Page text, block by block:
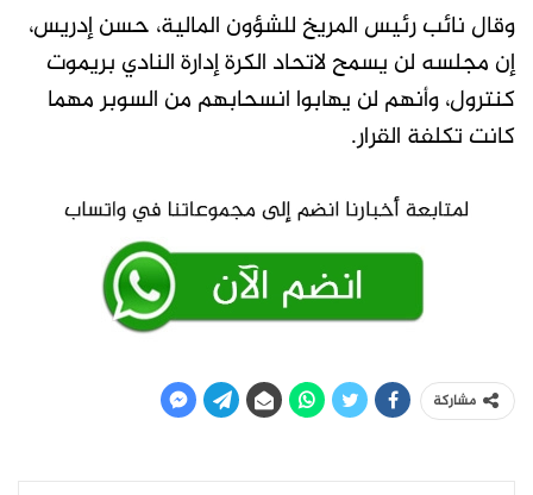
وقال نائب رئيس المريخ للشؤون المالية، حسن إدريس،
إن مجلسه لن يسمح لاتحاد الكرة إدارة النادي بريموت
كنترول، وأنهم لن يهابوا انسحابهم من السوبر مهما
كانت تكلفة القرار.
مشاركة